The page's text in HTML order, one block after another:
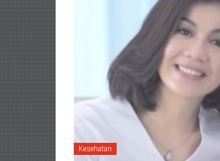
Kesehatan